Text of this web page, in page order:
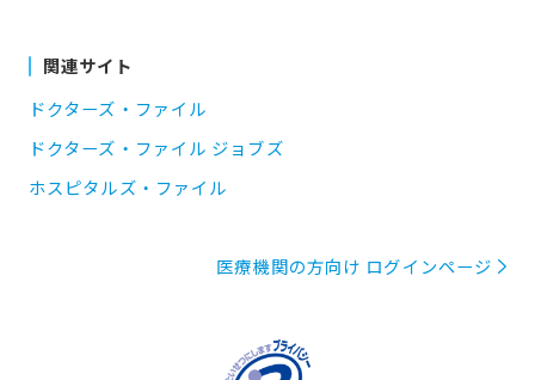
関連サイト
ドクターズ・ファイル
ドクターズ・ファイル ジョブズ
ホスピタルズ・ファイル
医療機関の方向け ログインページ